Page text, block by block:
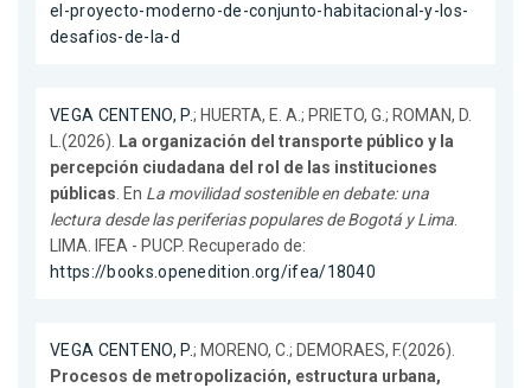
el-proyecto-moderno-de-conjunto-habitacional-y-los-
desafios-de-la-d
VEGA CENTENO, P.; HUERTA, E. A.; PRIETO, G.; ROMAN, D.
L.(2026). La organización del transporte público y la
percepción ciudadana del rol de las instituciones
públicas. En La movilidad sostenible en debate: una
lectura desde las periferias populares de Bogotá y Lima.
LIMA. IFEA - PUCP. Recuperado de:
https://books.openedition.org/ifea/18040
VEGA CENTENO, P.; MORENO, C.; DEMORAES, F.(2026).
Procesos de metropolización, estructura urbana,